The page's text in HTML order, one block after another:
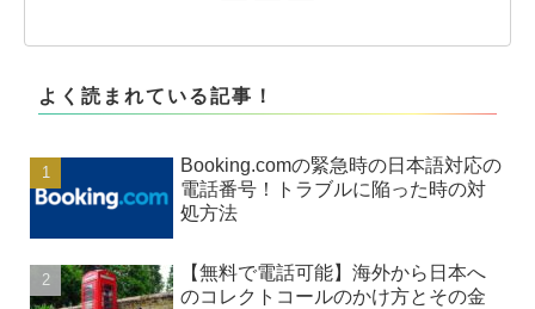
よく読まれている記事！
Booking.comの緊急時の日本語対応の
電話番号！トラブルに陥った時の対
処方法
【無料で電話可能】海外から日本へ
のコレクトコールのかけ方とその金